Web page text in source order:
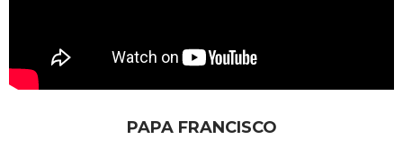
PAPA FRANCISCO